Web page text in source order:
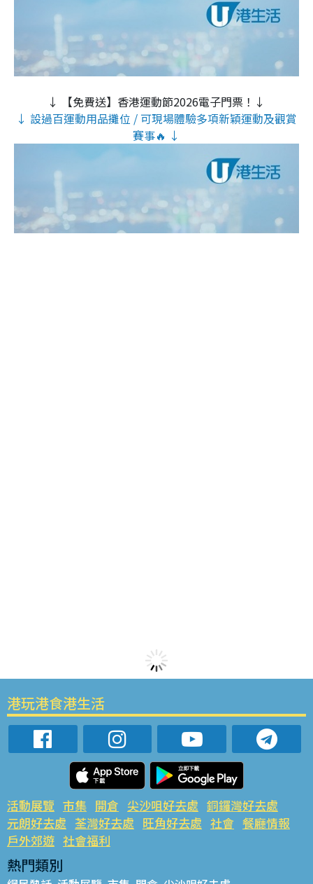
↓ 【免費送】香港運動節2026電子門票！↓
↓ 設過百運動用品攤位 / 可現場體驗多項新穎運動及觀賞
賽事🔥 ↓
港玩港食港生活
活動展覽 市集 開倉 尖沙咀好去處 銅鑼灣好去處
元朗好去處 荃灣好去處 旺角好去處 社會 餐廳情報
戶外郊遊 社會福利
熱門類別